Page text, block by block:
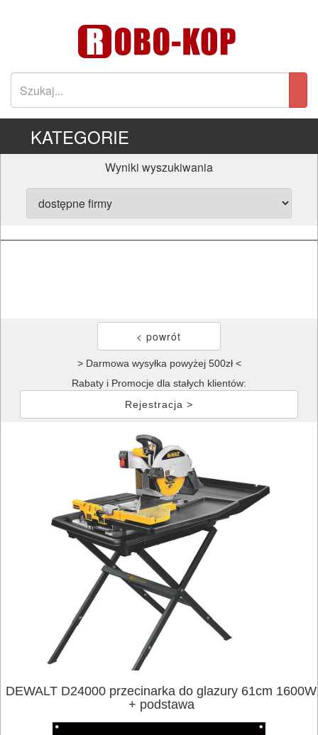
KATEGORIE
Wyniki wyszukiwania
> Darmowa wysyłka powyżej 500zł <
Rabaty i Promocje dla stałych klientów:
Rejestracja >
DEWALT D24000 przecinarka do glazury 61cm 1600W
+ podstawa